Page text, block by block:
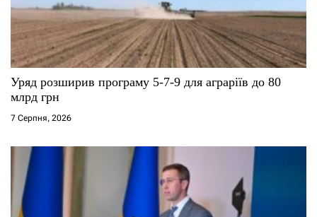
Уряд розширив програму 5-7-9 для аграріїв до 80
млрд грн
7 Серпня, 2026